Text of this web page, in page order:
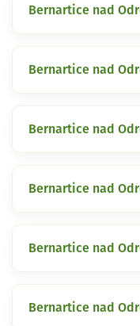
Bernartice nad
Bernartice nad
Bernartice nad
Bernartice nad
Bernartice nad
Bernartice nad